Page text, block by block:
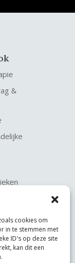
cookies om
in te stemmen met
ID's op deze site
kan dit een
&